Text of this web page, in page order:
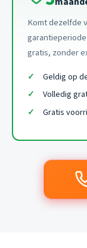
Komt dezelfde
gratis, zonder
Geldig op
Volledig
Gratis